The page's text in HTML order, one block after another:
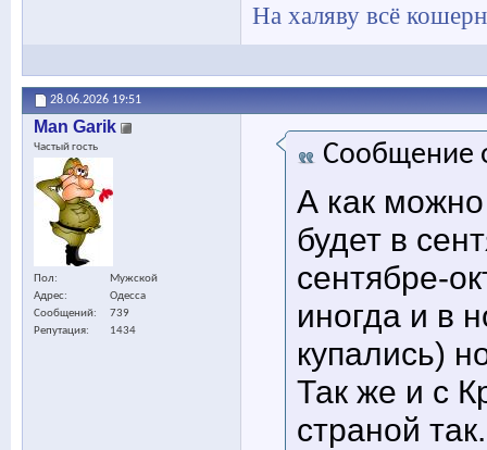
На халяву всё
28.06.2026 19:51
Man Garik
Частый гость
Пол
Мужской
Адрес
Одесса
Сообщений
739
Репутация
1434
Сообщение
А как
будет в
сентябре-
иногда и в
купались)
Так же и с
страной